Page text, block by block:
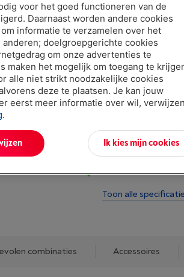
Minder dan 5 in stock,
Functies: Printer,
Afdrukken vanaf:
Toon alle
combinaties Accessoires
voor het goed functioneren van de
Daarnaast worden andere cookies
informatie te verzamelen over het
doelgroepgerichte cookies
om onze advertenties te
maken het mogelijk om toegang te
alle niet strikt noodzakelijke cookies
deze te plaatsen. Je kan jouw
eerst meer informatie over wil, verwijzen
.
Ik kies mijn cookies